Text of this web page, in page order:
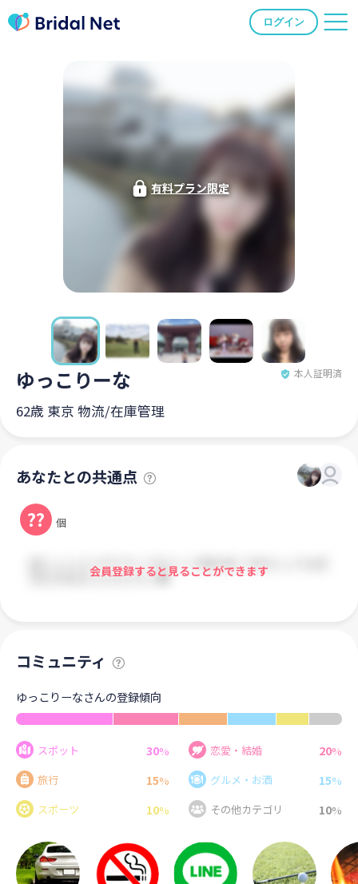
ログイン
有料プラン限定
ゆっこりーな 本人証明済
62歳 東京 物流/在庫管理
あなたとの共通点
?? 個
会員登録すると見ることができます
コミュニティ
ゆっこりーなさんの登録傾向
スポット 30% 恋愛・結婚 20%
旅行
15% グルメ・お酒 15%
スポーツ
10% その他カテゴリ 10%